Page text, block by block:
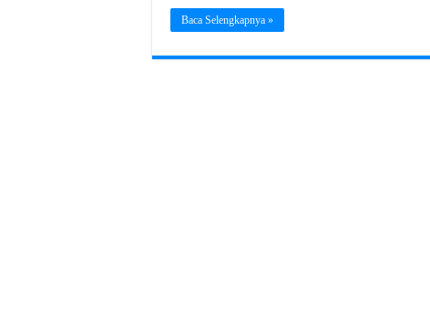
Baca Selengkapnya »